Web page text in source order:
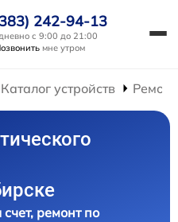
242-94-13
с 9:00 до 21:00
мне утром
Каталог устройств
ремонт по